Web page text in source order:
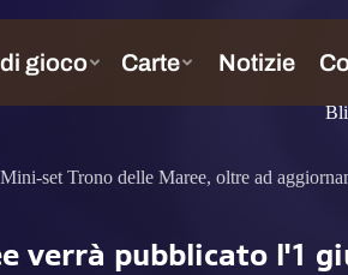
set Trono delle Maree, oltre ad
verrà pubblicato l'1